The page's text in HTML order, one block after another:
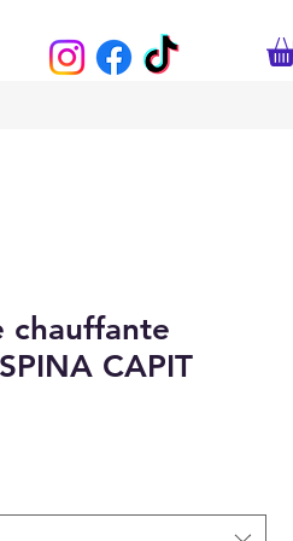
chauffante
CAPIT